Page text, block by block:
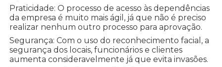
Praticidade: O processo de acesso às dependências
da empresa é muito mais ágil, já que não é preciso
realizar nenhum outro processo para aprovação.
Segurança: Com o uso do reconhecimento facial, a
segurança dos locais, funcionários e clientes
aumenta consideravelmente já que evita invasões.